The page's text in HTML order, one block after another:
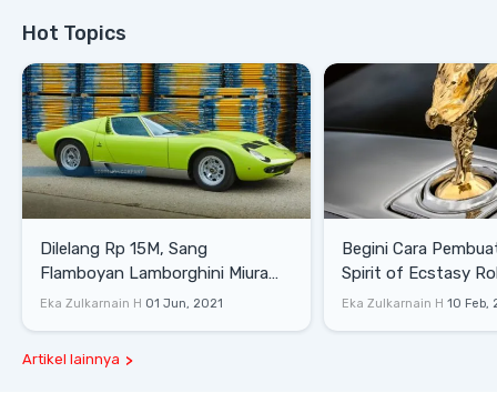
Hot Topics
Dilelang Rp 15M, Sang
Flamboyan Lamborghini Miura
P400 S
Eka Zulkarnain H 01 Jun, 2021
Begini Cara
Spirit of Ecstasy
Eka Zulkarnain H 10 Feb,
Artikel lainnya